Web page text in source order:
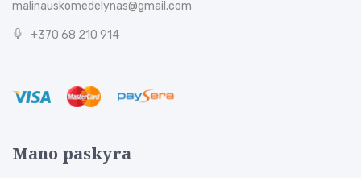
malinauskomedelynas@gmail.com
+370 68 210 914
Mano paskyra